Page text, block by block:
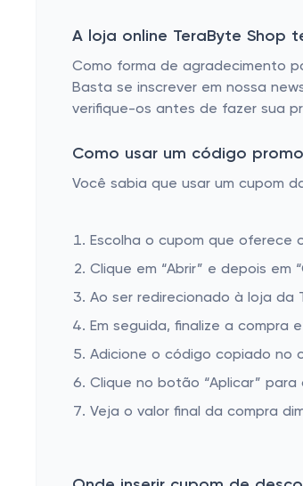
A loja online TeraByte Shop
Como forma de agradecimento
Basta se inscrever em nossa
verifique-os antes de fazer sua
Como usar um código
Você sabia que usar um cupom
Escolha o cupom que oferece
Clique em “Abrir” e depois em
Ao ser redirecionado à loja da
Em seguida, finalize a compra
Adicione o código copiado no
Clique no botão “Aplicar”
Veja o valor final da compra